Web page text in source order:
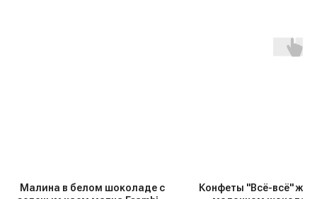
Малина в белом шоколаде с
Конфеты "Всё-всё"